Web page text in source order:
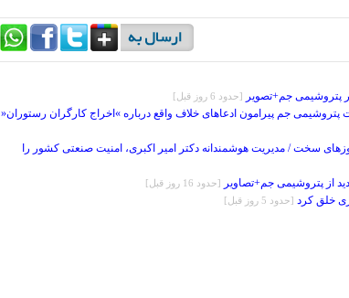
پتروشیمی جم+تصویر [حدود 6 روز قبل]
جم پیرامون ادعاهای خلاف واقع درباره »اخراج کارگران رستوران«
سخت / مدیریت هوشمندانه دکتر امیر اکبری، امنیت صنعتی کشور را
از پتروشیمی جم+تصاویر [حدود 16 روز قبل]
[حدود 5 روز قبل]